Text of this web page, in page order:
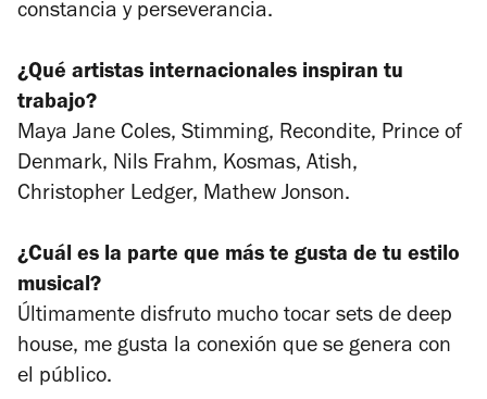
constancia y perseverancia.
¿Qué artistas internacionales inspiran tu
trabajo?
Maya Jane Coles, Stimming, Recondite, Prince of
Denmark, Nils Frahm, Kosmas, Atish,
Christopher Ledger, Mathew Jonson.
¿Cuál es la parte que más te gusta de tu estilo
musical?
Últimamente disfruto mucho tocar sets de deep
house, me gusta la conexión que se genera con
el público.